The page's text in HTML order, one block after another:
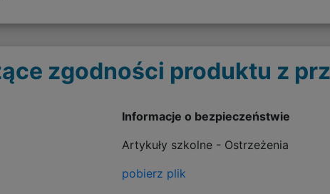
zgodności produktu z
Informacje o bezpieczeństwie
Artykuły szkolne - Ostrzeżenia
pobierz plik